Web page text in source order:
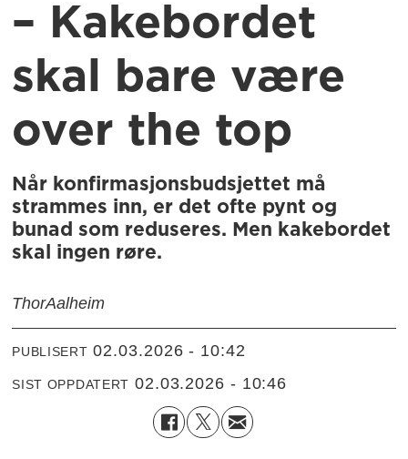
– Kakebordet
skal bare være
over the top
Når konfirmasjonsbudsjettet må
strammes inn, er det ofte pynt og
bunad som reduseres. Men kakebordet
skal ingen røre.
ThorAalheim
PUBLISERT 02.03.2026 - 10:42
SIST OPPDATERT 02.03.2026 - 10:46